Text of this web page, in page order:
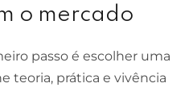
o mercado
passo é escolher uma
teoria, prática e vivência